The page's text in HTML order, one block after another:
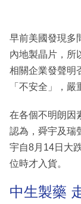
早前美國發現多
內地製晶片，所
相關企業發聲明
「不安全」，嚴
在各個不明朗因
認為，舜宇及瑞
宇自8月14日大
位時才入貨。
中生製藥